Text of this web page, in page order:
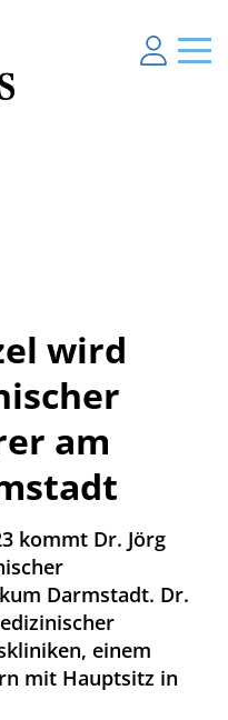
wird
am
kommt Dr. Jörg
Darmstadt. Dr.
einem
mit Hauptsitz in